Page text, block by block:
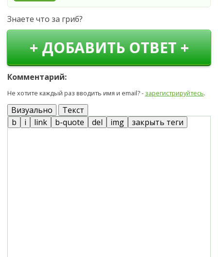
Знаете что за гриб?
+ ДОБАВИТЬ ОТВЕТ +
Комментарий:
Не хотите каждый раз вводить имя и email? - зарегистрируйтесь.
Визуально Текст